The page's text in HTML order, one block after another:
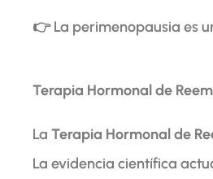
👉 La perimenopausia es
Terapia Hormonal de
La Terapia Hormonal de
La evidencia científica